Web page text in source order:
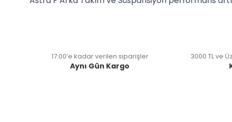
17:00’e kadar verilen siparişler
Aynı Gün Kargo
3000 TL ve